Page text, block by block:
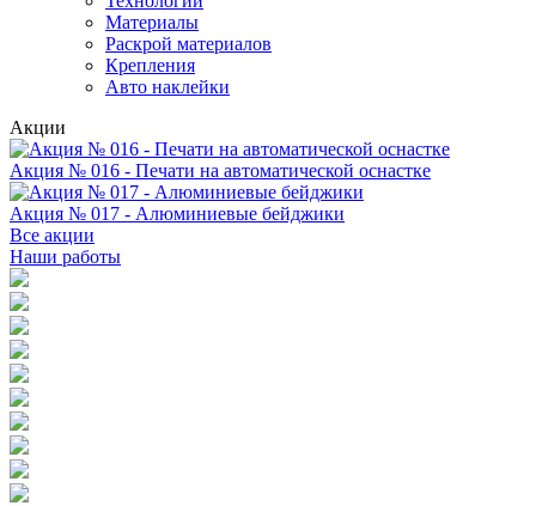
Материалы
Раскрой материалов
Крепления
Авто наклейки
Акции
Акция № 016 - Печати на автоматической оснастке
Акция № 017 - Алюминиевые бейджики
Все акции
Наши работы